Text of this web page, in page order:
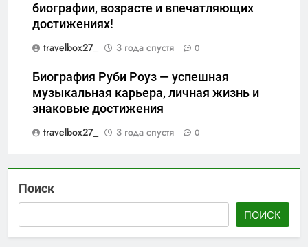
биографии, возрасте и впечатляющих
достижениях!
travelbox27_
3 года спустя 0
Биография Руби Роуз — успешная
музыкальная карьера, личная жизнь и
знаковые достижения
travelbox27_
3 года спустя 0
Поиск
ПОИСК